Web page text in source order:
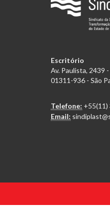
Escritório
Av. Paulista, 2439 -
01311-936 - São
Telefone:
Email: